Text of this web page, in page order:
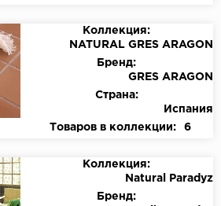
Коллекция:
NATURAL GRES ARAGON
Бренд:
GRES ARAGON
Страна:
Испания
Товаров в коллекции:
6
Коллекция:
Natural Paradyz
Бренд: